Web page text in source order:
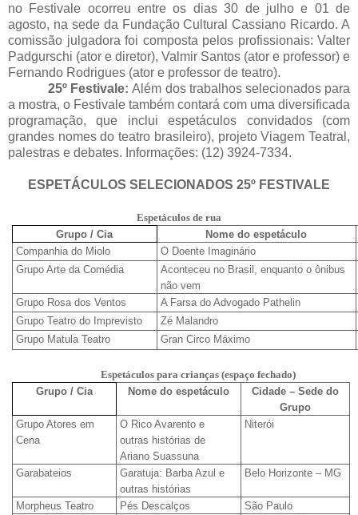
no Festivale ocorreu entre os dias 30 de julho e 01 de
agosto, na sede da Fundação Cultural Cassiano Ricardo. A
comissão julgadora foi composta pelos profissionais: Valter
Padgurschi (ator e diretor), Valmir Santos (ator e professor) e
Fernando Rodrigues (ator e professor de teatro).
25º Festivale:Além dos trabalhos selecionados para
a mostra, o Festivale também contará com uma diversificada
programação, que inclui espetáculos convidados (com
grandes nomes do teatro brasileiro), projeto Viagem Teatral,
palestras e debates. Informações: (12) 3924-7334.
ESPETÁCULOS SELECIONADOS 25º FESTIVALE
Espetáculos de rua
Grupo / Cia
Nome do espetáculo
Companhia do Miolo
O Doente Imaginário
Grupo Arte da Comédia
Aconteceu no Brasil, enquanto o ônibus
não vem
Grupo Rosa dos Ventos
A Farsa do Advogado Pathelin
Grupo Teatro do Imprevisto
Zé Malandro
Grupo Matula Teatro
Gran Circo Máximo
Espetáculos para crianças (espaço fechado)
Grupo / Cia
Nome do espetáculo
Cidade – Sede do
Grupo
Grupo Atores em
Cena
O Rico Avarento e
outras histórias de
Ariano Suassuna
Niterói
Garabateios
Garatuja: Barba Azul e
outras histórias
Belo Horizonte – MG
Morpheus Teatro Pés Descalços
São Paulo